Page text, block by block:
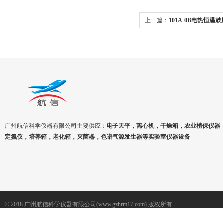
上一篇： 101A-0B电热恒温
广州航信科学仪器有限公司主要供应： 电子天平，离心机，干燥箱，农业植保仪器
定氮仪，培养箱，老化箱，灭菌器，色谱气源发生器等实验室仪器设备
© 2018 广州航信科学仪器有限公司(www.gzhrm17.com) 版权所有